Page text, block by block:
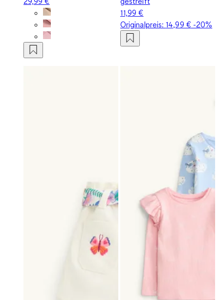
11,99 €
Originalpreis:14,99 €-20%